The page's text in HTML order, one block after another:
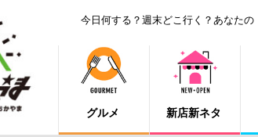
今日何する？週末どこ行く？あなた
グルメ 新店新ネタ